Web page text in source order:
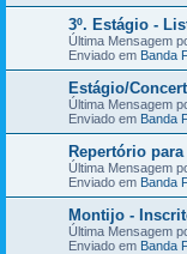
3º. Estágio -
Última Mensagem
Enviado em Banda
Estágio/
Última Mensagem
Enviado em Banda
Repertório
Última Mensagem
Enviado em Banda
Montijo -
Última Mensagem
Enviado em Banda